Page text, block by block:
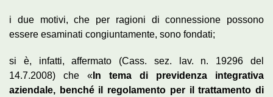
i due motivi, che per ragioni di connessione possono
essere esaminati congiuntamente, sono fondati;
si è, infatti, affermato (Cass. sez. lav. n. 19296 del
14.7.2008) che « In tema di previdenza integrativa
aziendale, benché il regolamento per il trattamento di